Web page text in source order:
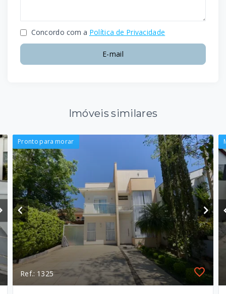
Concordo com a Política de Privacidade
E-mail
Imóveis similares
Pronto para morar
Ref.: 1325